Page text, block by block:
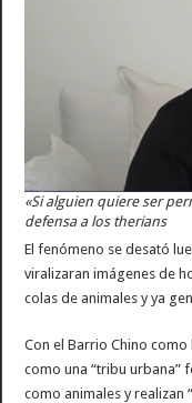
«Si alguien quiere ser
defensa a los therians
El fenómeno se desató
viralizaran imágenes de
colas de animales y ya
Con el Barrio Chino
como una “tribu urbana”
como animales y realizan